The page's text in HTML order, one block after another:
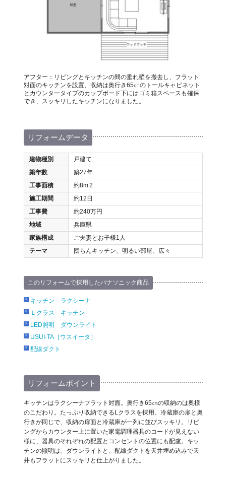
アフター：リビングとキッチンの間の垂れ壁を撤去し、フラット
対面のキッチンを設置、収納は奥行き65㎝のトールキャビネット
とカウンタータイプのカップボード下にはゴミ箱スペースも確保
でき、スッキリしたキッチンになりました。
リフォームデータ
建物種別
戸建て
築年数
築27年
工事面積
約8m2
施工期間
約12日
工事費
約240万円
地域
兵庫県
家族構成
ご夫妻とお子様1人
テーマ
団らんキッチン、明るい部屋、広々
このリフォームで採用したパナソニック商品
キッチン ラクシーナ
Ｌクラス キッチン
LED照明 ダウンライト
USUI-TA［ウスイータ］
配線ダクト
リフォームポイント
キッチンはラクシーナフラット対面。奥行き65㎝の収納のは奥様
のこだわり。たっぷり収納できるLクラスを採用。冷蔵庫の扉と奥
行きが同じで、収納の扉面と冷蔵庫が一列に並びスッキリ。リビ
ングからカウンター上に置いた家電調理器具のコードが見えない
様に、器具のそれぞれの配置とコンセントの位置にも配慮。キッ
チンの照明は、ダウンライトと、配線ダクトを天井埋め込みで天
井もフラットにスッキリと仕上がりました。